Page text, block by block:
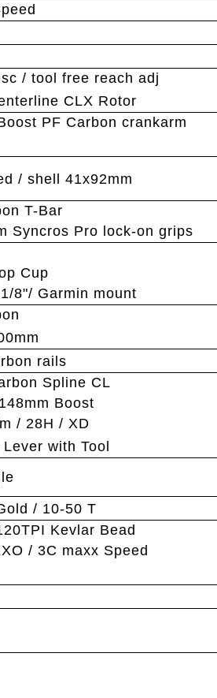
/ tool free reach adj
CLX Rotor
PF Carbon crankarm
/ shell 41x92mm
T-Bar
Syncros Pro lock-on grips
Cup
8"/ Garmin mount
rails
Spline CL
Boost
/ 28H / XD
with Tool
/ 10-50 T
Kevlar Bead
/ 3C maxx Speed